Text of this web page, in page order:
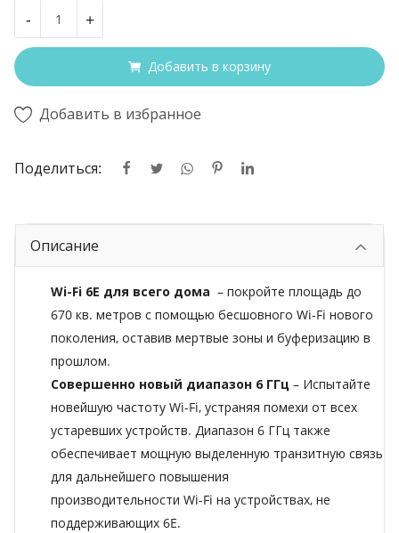
- +
Добавить в корзину
Добавить в избранное
Поделиться:
Описание
Wi-Fi 6E для всего дома – покройте площадь до
670 кв. метров с помощью бесшовного Wi-Fi нового
поколения, оставив мертвые зоны и буферизацию в
прошлом.
Совершенно новый диапазон 6 ГГц – Испытайте
новейшую частоту Wi-Fi, устраняя помехи от всех
устаревших устройств. Диапазон 6 ГГц также
обеспечивает мощную выделенную транзитную связь
для дальнейшего повышения
производительности Wi-Fi на устройствах, не
поддерживающих 6E.